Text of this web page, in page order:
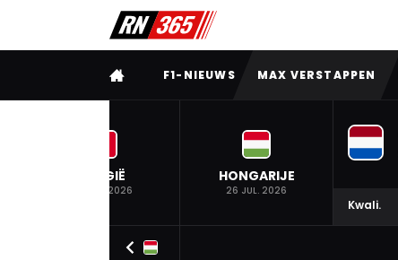
VOLLEDIG MENU
F1-NIEUWS MAX VERSTAPPEN
BELGIË
19 JUL. 2026
HONGARIJE
26 JUL. 2026
Kwali.